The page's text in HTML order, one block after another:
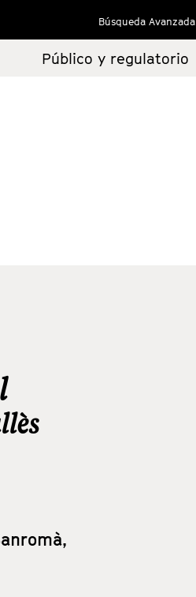
Búsqueda Avanzada
Público y regulatorio